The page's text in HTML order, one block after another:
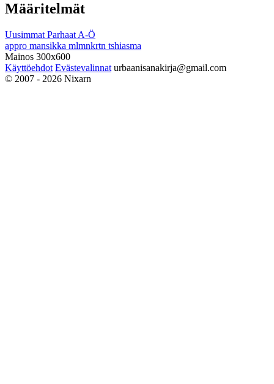
Määritelmät
Uusimmat Parhaat A-Ö
appro mansikka mlmnkrtn tshiasma
Mainos 300x600
Käyttöehdot Evästevalinnat urbaanisanakirja@gmail.com
© 2007 - 2026 Nixarn